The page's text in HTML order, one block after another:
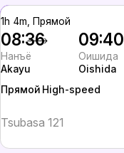
1h 4m, Прямой
08:36
Нанъё
Akayu
09:40
Оишида
Oishida
Прямой High-speed
Tsubasa 121